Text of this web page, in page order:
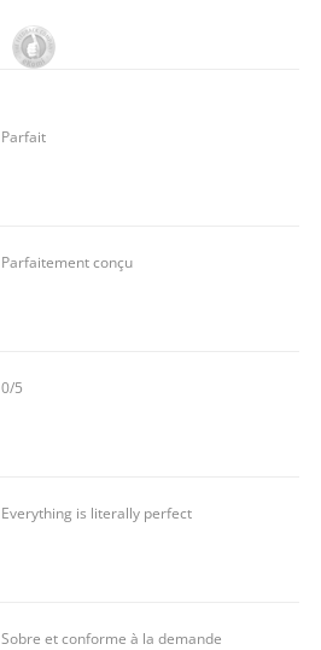
Parfait
Parfaitement conçu
0/5
Everything is literally perfect
Sobre et conforme à la demande